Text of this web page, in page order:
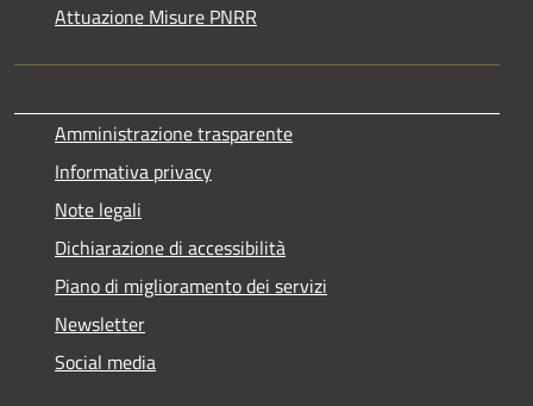
Attuazione Misure PNRR
Amministrazione trasparente
Informativa privacy
Note legali
Dichiarazione di accessibilità
Piano di miglioramento dei servizi
Newsletter
Social media